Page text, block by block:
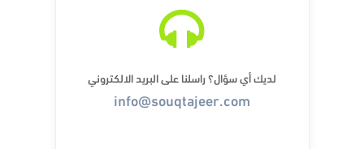
لديك أي سؤال؟ راسلنا على البريد الالكتروني
info@souqtajeer.com